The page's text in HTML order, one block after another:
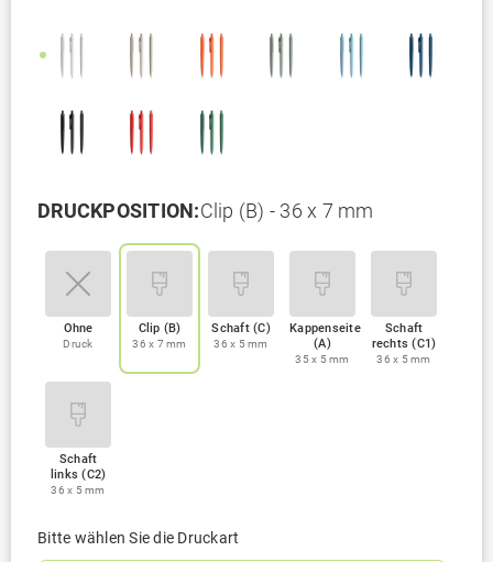
DRUCKPOSITION:Clip (B) - 36 x 7 mm
Ohne
Druck
Clip (B)
36 x 7 mm
Schaft (C)
36 x 5 mm
Kappenseite
(A)
35 x 5 mm
Schaft
rechts (C1)
36 x 5 mm
Schaft
links (C2)
36 x 5 mm
Bitte wählen Sie die Druckart